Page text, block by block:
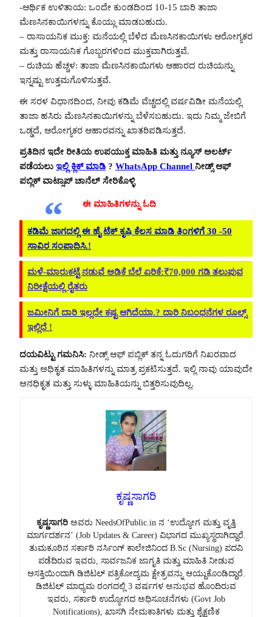
-ಆರ್ಥಿಕ ಉಳಿತಾಯ: ಒಂದೇ ಕುಂಡದಿಂದ 10-15 ಬಾರಿ ತಾಜಾ
ಮೆಣಸಿನಕಾಯಿಗಳನ್ನು ಕೊಯ್ಲು ಮಾಡಬಹುದು.
– ರಾಸಾಯನಿಕ ಮುಕ್ತ: ಮನೆಯಲ್ಲಿ ಬೆಳೆದ ಮೆಣಸಿನಕಾಯಿಗಳು ಆರೋಗ್ಯಕರ
ಮತ್ತು ರಾಸಾಯನಿಕ ಗೊಬ್ಬರಗಳಿಂದ ಮುಕ್ತವಾಗಿರುತ್ತವೆ.
– ರುಚಿಯ ಹೆಚ್ಚಳ: ತಾಜಾ ಮೆಣಸಿನಕಾಯಿಗಳು ಆಹಾರದ ರುಚಿಯನ್ನು
ಇನ್ನಷ್ಟು ಉತ್ತಮಗೊಳಿಸುತ್ತವೆ.
ಈ ಸರಳ ವಿಧಾನದಿಂದ, ನೀವು ಕಡಿಮೆ ವೆಚ್ಚದಲ್ಲಿ ವರ್ಷವಿಡೀ ಮನೆಯಲ್ಲಿ
ತಾಜಾ ಹಸಿರು ಮೆಣಸಿನಕಾಯಿಗಳನ್ನು ಬೆಳೆಸಬಹುದು. ಇದು ನಿಮ್ಮ ಜೇಬಿಗೆ
ಒಡ್ಡದೆ, ಆರೋಗ್ಯಕರ ಆಹಾರವನ್ನು ಖಾತರಿಪಡಿಸುತ್ತದೆ.
ಪ್ರತಿದಿನ ಇದೇ ರೀತಿಯ ಉಪಯುಕ್ತ ಮಾಹಿತಿ ಮತ್ತು ನ್ಯೂಸ್ ಅಲರ್ಟ್
ಪಡೆಯಲು ಇಲ್ಲಿ ಕ್ಲಿಕ್ ಮಾಡಿ ? WhatsApp Channel ನೀಡ್ಸ್ ಆಫ್
ಪಬ್ಲಿಕ್ ವಾಟ್ಸಾಪ್ ಚಾನೆಲ್ ಸೇರಿಕೊಳ್ಳಿ
ಈ ಮಾಹಿತಿಗಳನ್ನು ಓದಿ
ಕಡಿಮೆ ಜಾಗದಲ್ಲಿ ಈ ಹೈ ಟೆಕ್ ಕೃಷಿ ಕೆಲಸ ಮಾಡಿ ತಿಂಗಳಿಗೆ 30 -50
ಸಾವಿರ ಸಂಪಾದಿಸಿ.!
ಮಳೆ-ಮಾರುಕಟ್ಟೆ ನಡುವೆ ಅಡಿಕೆ ಬೆಲೆ ಏರಿಕೆ:₹70,000 ಗಡಿ ತಲುಪುವ
ನಿರೀಕ್ಷೆಯಲ್ಲಿ ರೈತರು
ಜಮೀನಿಗೆ ದಾರಿ ಇಲ್ಲದೇ ಕಷ್ಟ ಆಗಿದೆಯಾ.? ದಾರಿ ನಿಬಂಧನೆಗಳ ರೂಲ್ಸ್
ಇಲ್ಲಿದೆ !
ದಯವಿಟ್ಟು ಗಮನಿಸಿ: ನೀಡ್ಸ್ ಆಫ್ ಪಬ್ಲಿಕ್ ತನ್ನ ಓದುಗರಿಗೆ ನಿಖರವಾದ
ಮತ್ತು ಅಧಿಕೃತ ಮಾಹಿತಿಗಳನ್ನು ಮಾತ್ರ ಪ್ರಕಟಿಸುತ್ತದೆ. ಇಲ್ಲಿ ನಾವು ಯಾವುದೇ
ಅನಧಿಕೃತ ಮತ್ತು ಸುಳ್ಳು ಮಾಹಿತಿಯನ್ನು ಬಿತ್ತರಿಸುವುದಿಲ್ಲ.
ಕೃಷ್ಣಸಾಗರಿ
ಕೃಷ್ಣಸಾಗರಿ ಅವರು NeedsOfPublic.in ನ ‘ಉದ್ಯೋಗ ಮತ್ತು ವೃತ್ತಿ
ಮಾರ್ಗದರ್ಶನ’ (Job Updates & Career) ವಿಭಾಗದ ಮುಖ್ಯಸ್ಥರಾಗಿದ್ದಾರೆ.
ತುಮಕೂರಿನ ಸರ್ಕಾರಿ ನರ್ಸಿಂಗ್ ಕಾಲೇಜಿನಿಂದ B.Sc (Nursing) ಪದವಿ
ಪಡೆದಿರುವ ಇವರು, ಸಾರ್ವಜನಿಕ ಜಾಗೃತಿ ಮತ್ತು ಮಾಹಿತಿ ನೀಡುವ
ಆಸಕ್ತಿಯಿಂದಾಗಿ ಡಿಜಿಟಲ್ ಪತ್ರಿಕೋದ್ಯಮ ಕ್ಷೇತ್ರವನ್ನು ಆಯ್ದುಕೊಂಡಿದ್ದಾರೆ.
ಡಿಜಿಟಲ್ ಮಾಧ್ಯಮ ರಂಗದಲ್ಲಿ 3 ವರ್ಷಗಳ ಅನುಭವ ಹೊಂದಿರುವ
ಇವರು, ಸರ್ಕಾರಿ ಉದ್ಯೋಗದ ಅಧಿಸೂಚನೆಗಳು (Govt Job
Notifications), ಖಾಸಗಿ ನೇಮಕಾತಿಗಳು ಮತ್ತು ಶೈಕ್ಷಣಿಕ